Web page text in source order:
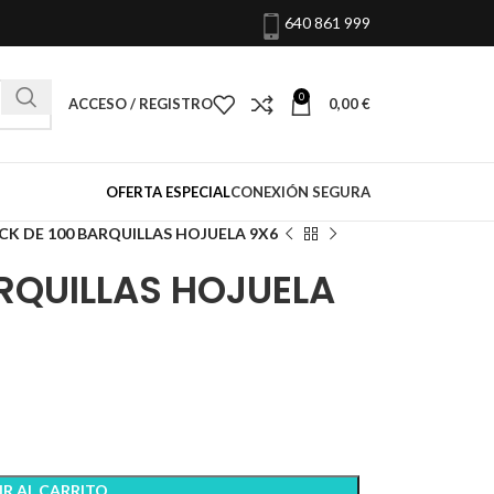
640 861 999
ACCESO / REGISTRO 0 0,00€
OFERTA ESPECIALCONEXIÓN SEGURA
DE 100 BARQUILLAS HOJUELA 9X6
HOJUELA
AL CARRITO